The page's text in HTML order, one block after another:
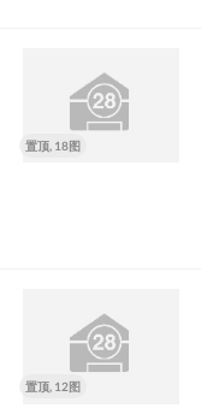
置顶, 18图
置顶, 12图